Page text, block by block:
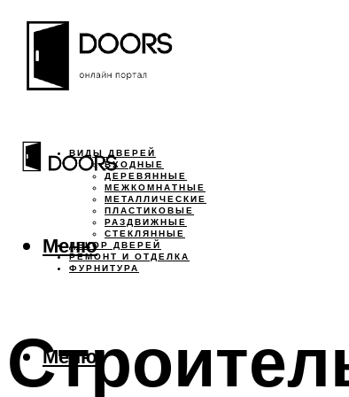
ВИДЫ ДВЕРЕЙ
ВХОДНЫЕ
ДЕРЕВЯННЫЕ
МЕЖКОМНАТНЫЕ
МЕТАЛЛИЧЕСКИЕ
ПЛАСТИКОВЫЕ
РАЗДВИЖНЫЕ
СТЕКЛЯННЫЕ
ДЕКОР ДВЕРЕЙ
РЕМОНТ И ОТДЕЛКА
ФУРНИТУРА
Меню
Меню